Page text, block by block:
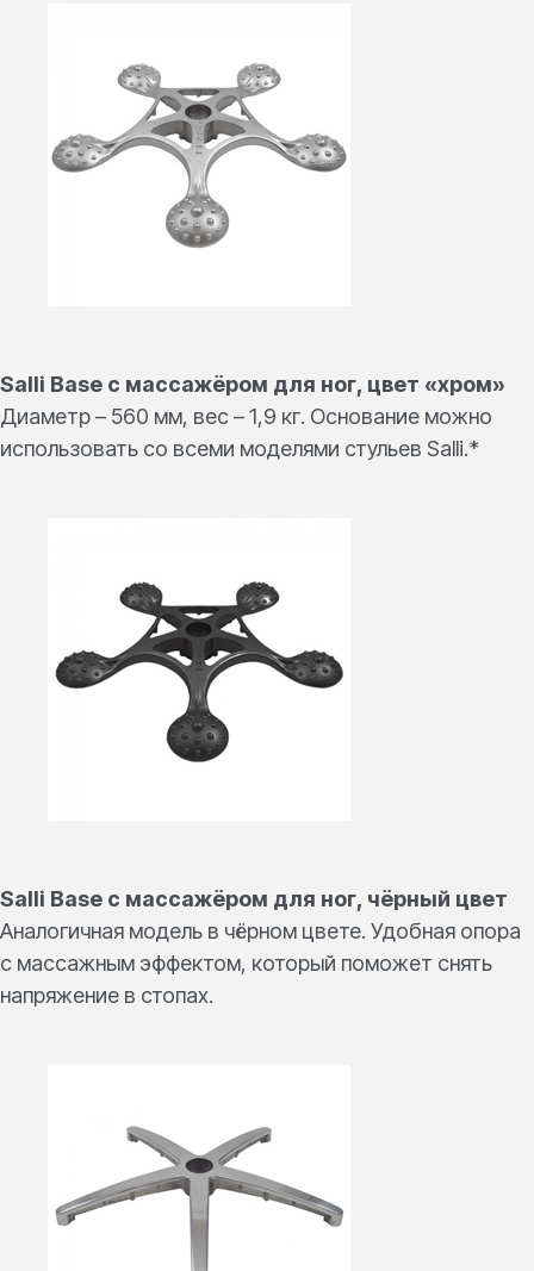
Salli Base c массажёром для ног, цвет «хром»
Диаметр – 560 мм, вес – 1,9 кг. Основание можно
использовать со всеми моделями стульев Salli.*
Salli Base c массажёром для ног, чёрный цвет
Аналогичная модель в чёрном цвете. Удобная опора
с массажным эффектом, который поможет снять
напряжение в стопах.